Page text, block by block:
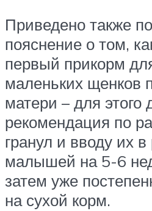
Приведено также
пояснение о том,
первый прикорм
маленьких щенков
матери – для этого
рекомендация по
гранул и вводу их
малышей на 5-6
затем уже
на сухой корм.